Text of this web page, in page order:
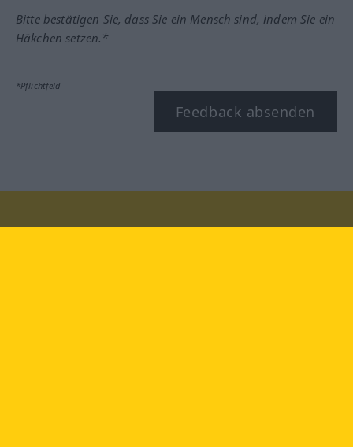
Bitte bestätigen Sie, dass Sie ein Mensch sind, indem Sie ein
Häkchen setzen.*
*Pflichtfeld
Feedback absenden